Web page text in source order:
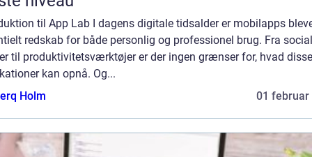
til App Lab I dagens digitale tidsalder er mobilapps
redskab for både personlig og professionel brug. Fra
til produktivitetsværktøjer er der ingen grænser for, hvad
kan opnå. Og...
Holm
01 februar